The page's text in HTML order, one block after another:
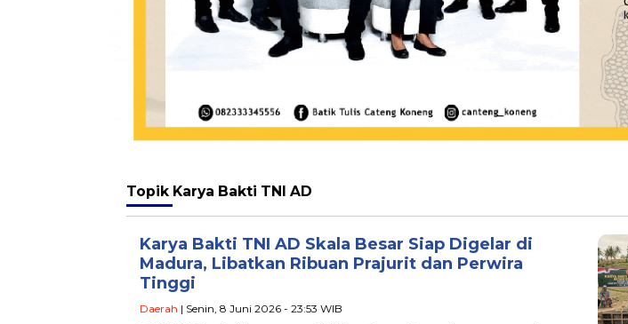
Topik Karya Bakti TNI AD
Karya Bakti TNI AD Skala Besar Siap Digelar di
Madura, Libatkan Ribuan Prajurit dan Perwira
Tinggi
Daerah | Senin, 8 Juni 2026 - 23:53 WIB